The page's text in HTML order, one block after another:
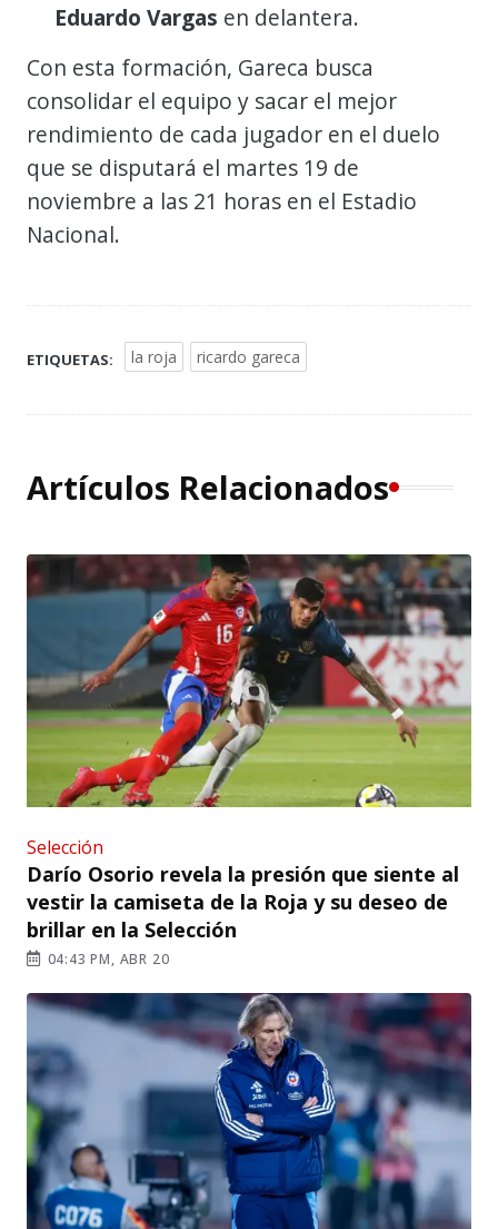
Eduardo Vargas en delantera.
Con esta formación, Gareca busca
consolidar el equipo y sacar el mejor
rendimiento de cada jugador en el duelo
que se disputará el martes 19 de
noviembre a las 21 horas en el Estadio
Nacional.
ETIQUETAS: la roja ricardo gareca
Artículos Relacionados
Selección
Darío Osorio revela la presión que siente al
vestir la camiseta de la Roja y su deseo de
brillar en la Selección
04:43 PM, ABR 20